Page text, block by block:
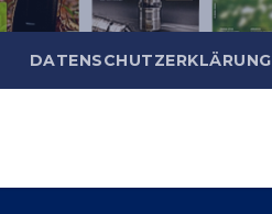
DATENSCHUTZERKLÄRUNG